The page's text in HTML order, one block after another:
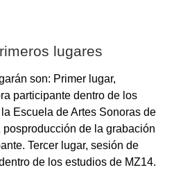
lugares
son: Primer lugar,
participante dentro de los
Escuela de Artes Sonoras de
posproducción de la grabación
Tercer lugar, sesión de
de los estudios de MZ14.